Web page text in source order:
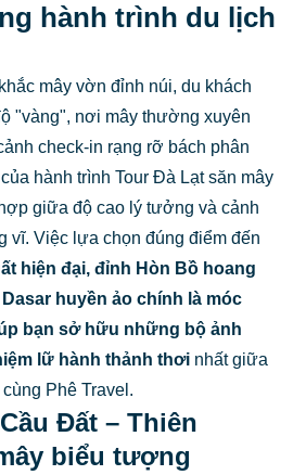
hành trình du lịch
mây vờn đỉnh núi, du khách
"vàng", nơi mây thường xuyên
check-in rạng rỡ bách phân
hành trình Tour Đà Lạt săn mây
giữa độ cao lý tưởng và cảnh
vĩ. Việc lựa chọn đúng điểm đến
hiện đại, đỉnh Hòn Bồ hoang
huyền ảo chính là móc
bạn sở hữu những bộ ảnh
lữ hành thảnh thơinhất giữa
Phê Travel.
Đất – Thiên
biểu tượng